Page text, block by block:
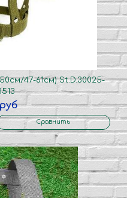
47-61см) St.D.30025-
Сравнить